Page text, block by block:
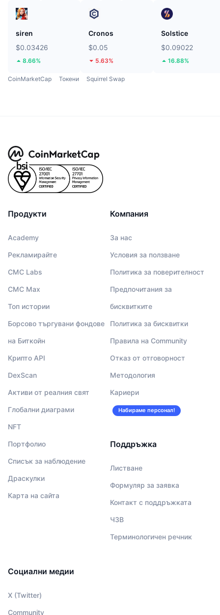
siren
$0.03426
8.66%
Cronos
$0.05
5.63%
Solstice
$0.09022
16.88%
CoinMarketCap Токени Squirrel Swap
Продукти
Academy
Рекламирайте
CMC Labs
CMC Max
Топ истории
Борсово търгувани фондове
на Биткойн
Крипто API
DexScan
Активи от реалния свят
Глобални диаграми
NFT
Портфолио
Списък за наблюдение
Драскулки
Карта на сайта
Компания
За нас
Условия за ползване
Политика за поверителност
Предпочитания за
бисквитките
Политика за бисквитки
Правила на Community
Отказ от отговорност
Методология
Кариери
Набираме персонал!
Поддръжка
Листване
Формуляр за заявка
Контакт с поддръжката
ЧЗВ
Терминологичен речник
Социални медии
X (Twitter)
Community